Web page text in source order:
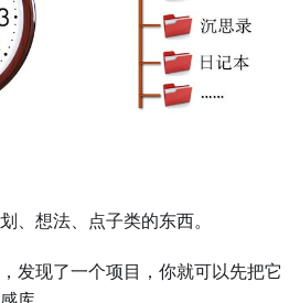
、想法、点子类的东西。
发现了一个项目，你就可以先把它